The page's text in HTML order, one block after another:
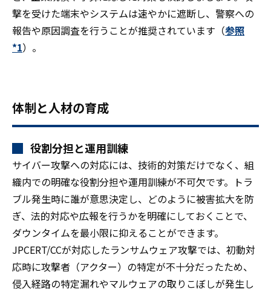
撃を受けた端末やシステムは速やかに遮断し、警察への
報告や原因調査を行うことが推奨されています（参照
*1）。
体制と人材の育成
役割分担と運用訓練
サイバー攻撃への対応には、技術的対策だけでなく、組
織内での明確な役割分担や運用訓練が不可欠です。トラ
ブル発生時に誰が意思決定し、どのように被害拡大を防
ぎ、法的対応や広報を行うかを明確にしておくことで、
ダウンタイムを最小限に抑えることができます。
JPCERT/CCが対応したランサムウェア攻撃では、初動対
応時に攻撃者（アクター）の特定が不十分だったため、
侵入経路の特定漏れやマルウェアの取りこぼしが発生し